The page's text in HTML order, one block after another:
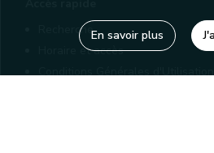
Recherche
Horaire et accès
Conditions Générales d'Utilisation
En savoir plus